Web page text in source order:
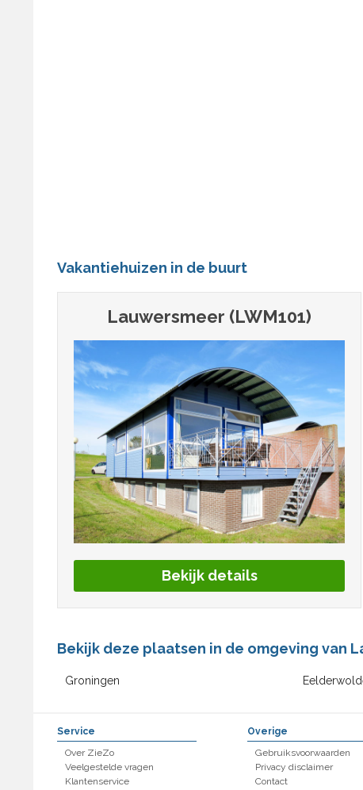
Vakantiehuizen in de buurt
Lauwersmeer (LWM101)
Bekijk details
Bekijk deze plaatsen in de omgeving van
Groningen
Service
Over ZieZo
Veelgestelde vragen
Klantenservice
Overige
Gebruiksvoorwaarden
Privacy disclaimer
Contact